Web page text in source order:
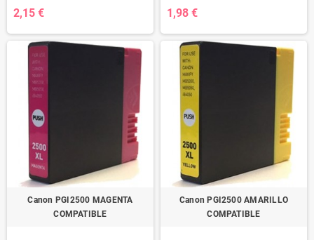
2,15 € 1,98 €
Canon PGI2500 MAGENTA
COMPATIBLE
Canon PGI2500 AMARILLO
COMPATIBLE